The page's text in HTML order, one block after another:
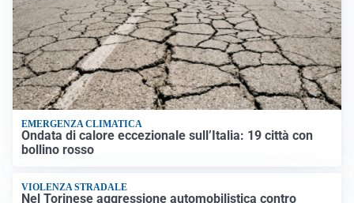
EMERGENZA CLIMATICA
Ondata di calore eccezionale sull’Italia: 19 città con
bollino rosso
VIOLENZA STRADALE
Nel Torinese aggressione automobilistica contro